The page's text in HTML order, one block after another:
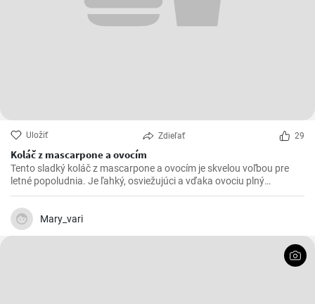
Uložiť Zdieľať 29
Koláč z mascarpone a ovocím
Tento sladký koláč z mascarpone a ovocím je skvelou voľbou pre
letné popoludnia. Je ľahký, osviežujúci a vďaka ovociu plný
vitamínov. Môžete ho pripraviť s akýmkoľvek ovocím, ktoré máte
práve po ruke, ale najlepšie chutí s jahodami alebo malinami.
Mary_vari